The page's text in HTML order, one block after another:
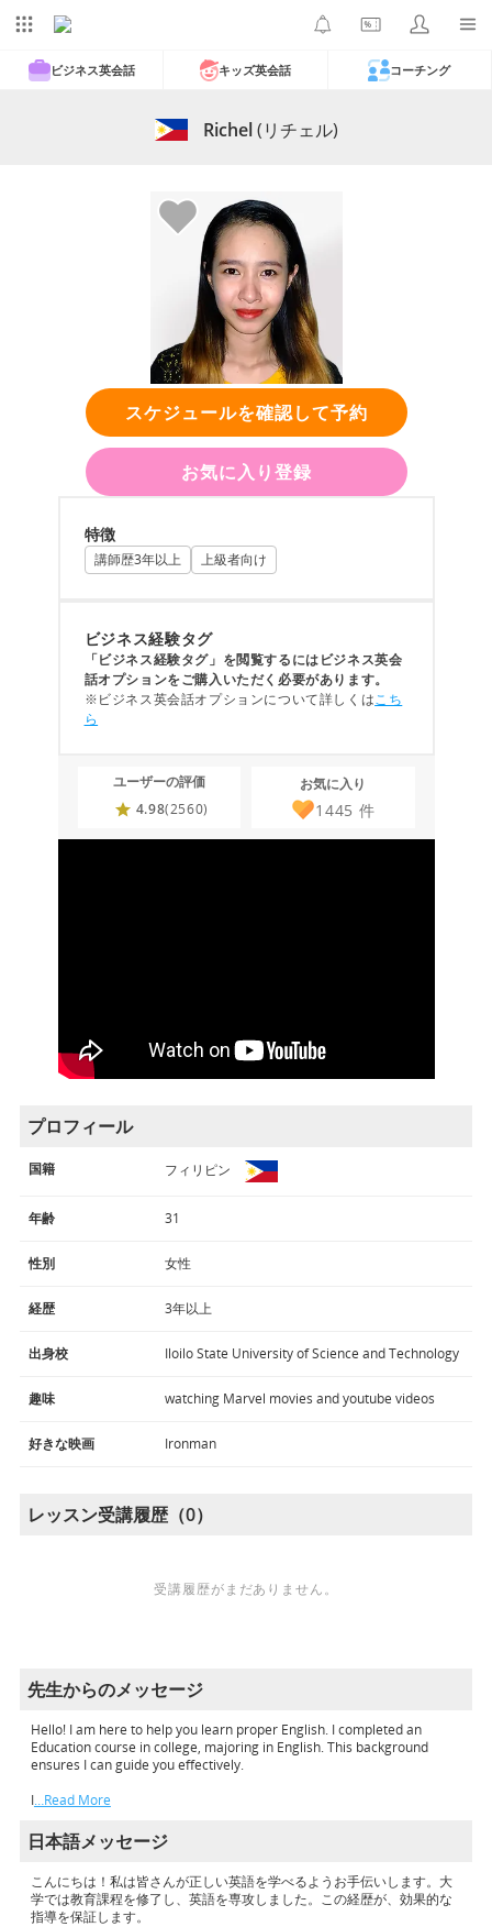
ビジネス英会話 キッズ英会話 コーチング
Richel(リチェル)
スケジュールを確認して予約
お気に入り登録
特徴
講師歴3年以上 上級者向け
ビジネス経験タグ
「ビジネス経験タグ」を閲覧するにはビジネス英会
話オプションをご購入いただく必要があります。
※ビジネス英会話オプションについて詳しくはこち
ら
ユーザーの評価
4.98(2560)
お気に入り
1445 件
プロフィール
国籍 フィリピン
年齢 31
性別 女性
経歴 3年以上
出身校 Iloilo State University of Science and Technology
趣味 watching Marvel movies and youtube videos
好きな映画 Ironman
レッスン受講履歴（0）
受講履歴がまだありません。
先生からのメッセージ
Hello! I am here to help you learn proper English. I completed an
Education course in college, majoring in English. This background
ensures I can guide you effectively.
I…Read More
日本語メッセージ
こんにちは！私は皆さんが正しい英語を学べるようお手伝いします。大
学では教育課程を修了し、英語を専攻しました。この経歴が、効果的な
指導を保証します。